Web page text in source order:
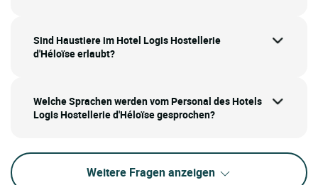
Sind Haustiere im Hotel Logis Hostellerie
d'Héloïse erlaubt?
Welche Sprachen werden vom Personal des Hotels
Logis Hostellerie d'Héloïse gesprochen?
Weitere Fragen anzeigen